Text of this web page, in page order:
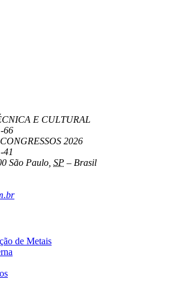
E CULTURAL
66
2026
41
São Paulo SP – Brasil
de Metais